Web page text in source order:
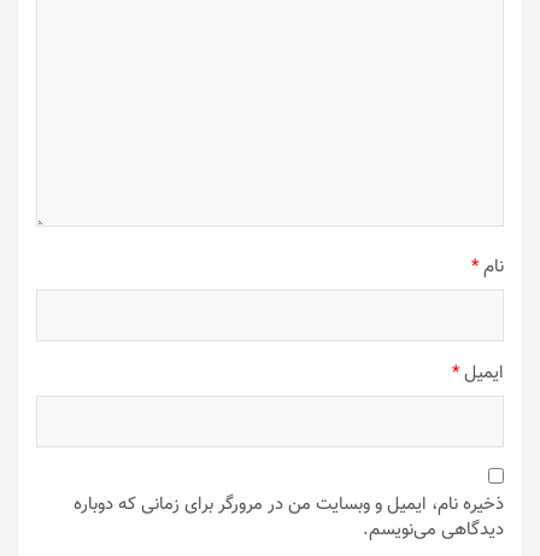
نام*
ایمیل*
ذخیره نام، ایمیل و وبسایت من در مرورگر برای زمانی که دوباره
دیدگاهی می‌نویسم.